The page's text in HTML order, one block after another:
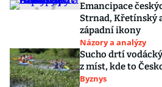
Emancipace
Strnad, Křetínský
západní ikony
Názory a analýzy
Sucho drtí
z míst, kde to
Byznys